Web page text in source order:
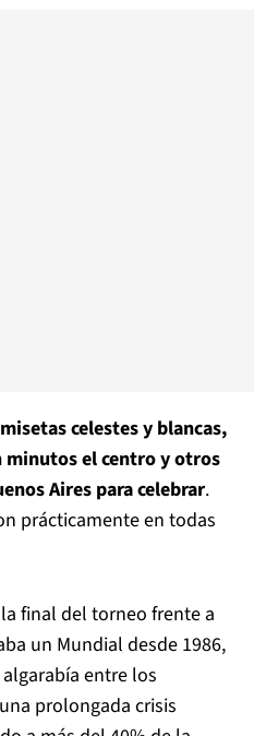
celestes y blancas,
minutos el centro y otros
Aires para celebrar.
prácticamente en todas
final del torneo frente a
un Mundial desde 1986,
entre los
prolongada crisis